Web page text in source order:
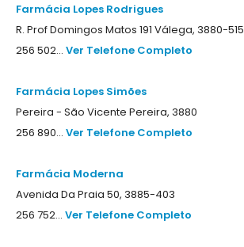
Farmácia Lopes Rodrigues
R. Prof Domingos Matos 191 Válega, 3880-515
256 502... Ver Telefone Completo
Farmácia Lopes Simões
Pereira - São Vicente Pereira, 3880
256 890... Ver Telefone Completo
Farmácia Moderna
Avenida Da Praia 50, 3885-403
256 752... Ver Telefone Completo